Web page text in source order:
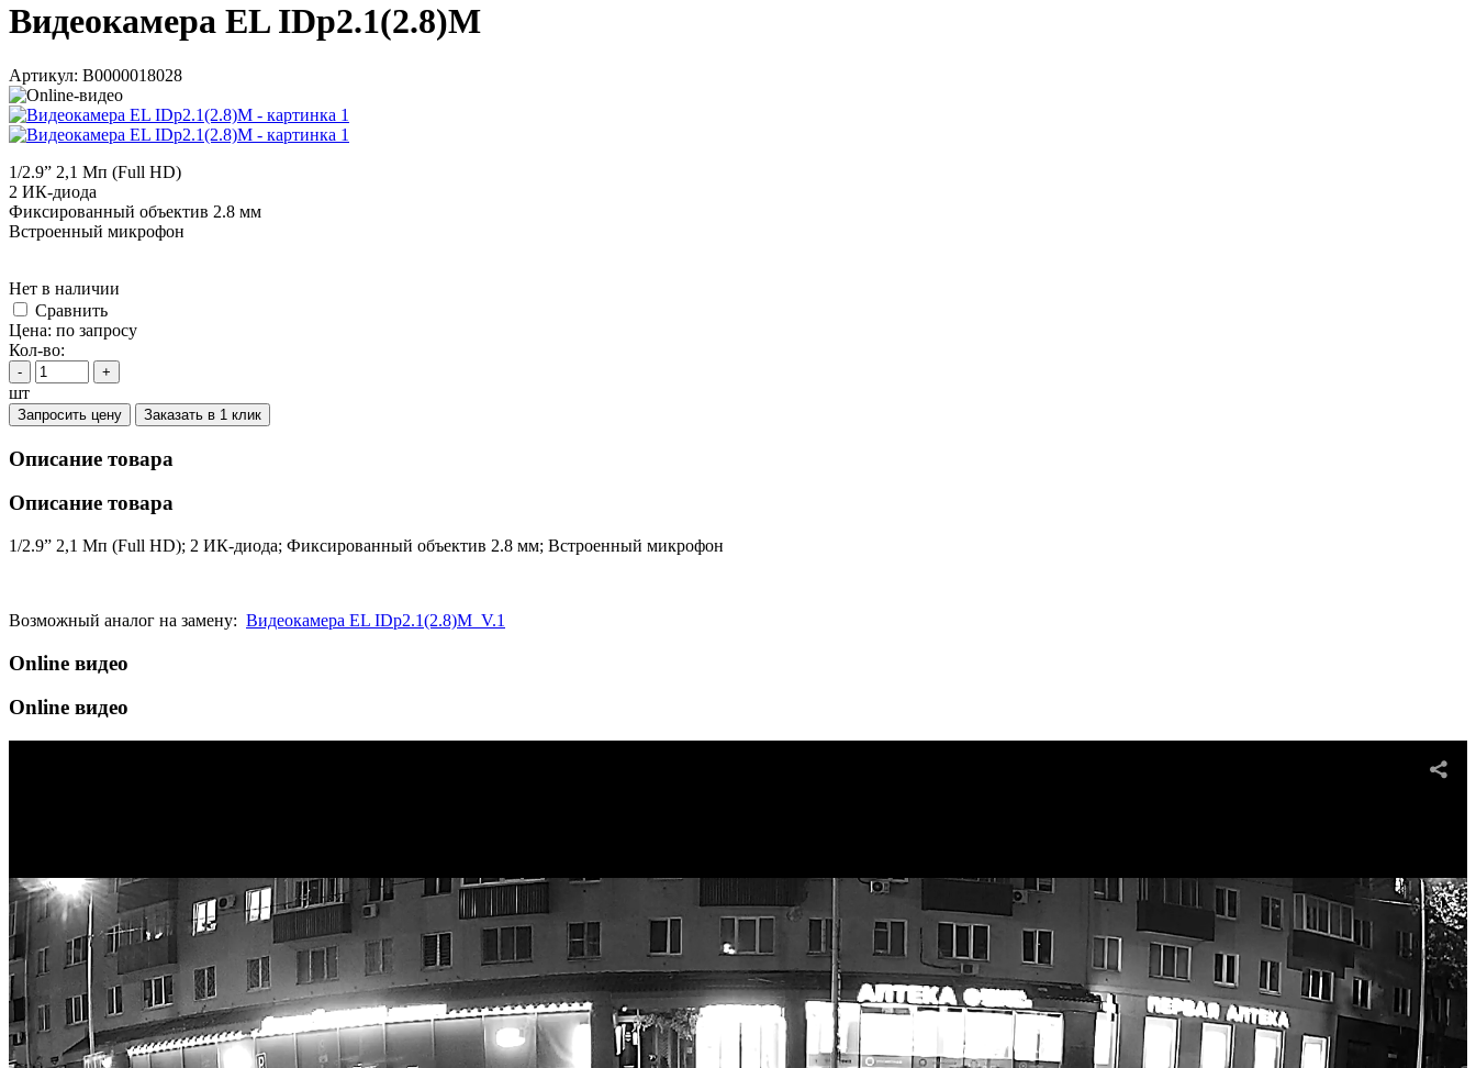
Видеокамера EL IDp2.1(2.8)M
Артикул: В0000018028
1/2.9” 2,1 Мп (Full HD)
2 ИК-диода
Фиксированный объектив 2.8 мм
Встроенный микрофон
Нет в наличии
Cравнить
Цена: по запросу
Кол-во:
- +
шт
Запросить цену Заказать в 1 клик
Описание товара
Описание товара
1/2.9” 2,1 Мп (Full HD); 2 ИК-диода; Фиксированный объектив 2.8 мм; Встроенный микрофон
Возможный аналог на замену: Видеокамера EL IDp2.1(2.8)M_V.1
Online видео
Online видео